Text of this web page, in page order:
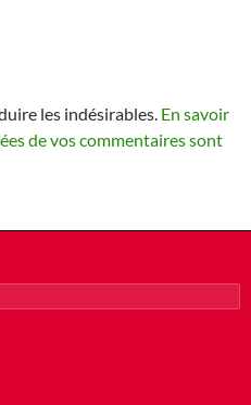
les indésirables. En savoir
de vos commentaires sont